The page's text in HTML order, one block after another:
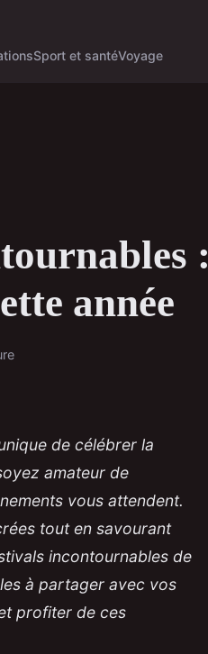
Sport et santéVoyage
:
année
de célébrer la
amateur de
vous attendent.
tout en savourant
incontournables de
à partager avec vos
profiter de ces